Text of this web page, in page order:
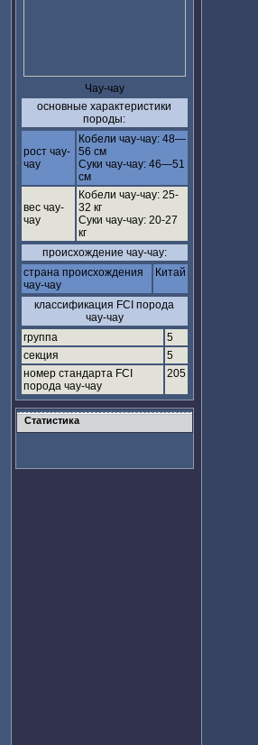
Чау-чау
основные характеристики
породы:
рост чау-
чау
Кобели чау-чау: 48—
56 см
Суки чау-чау: 46—51
см
вес чау-
чау
Кобели чау-чау: 25-
32 кг
Суки чау-чау: 20-27
кг
происхождение чау-чау:
страна происхождения
чау-чау
Китай
классификация FCI порода
чау-чау
группа
5
секция
5
номер стандарта FCI
порода чау-чау
205
Статистика